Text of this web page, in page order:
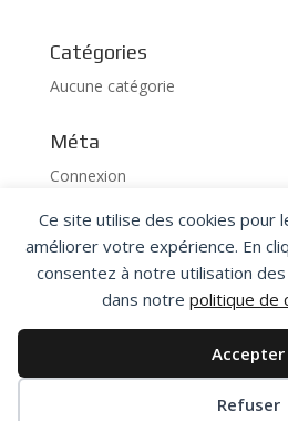
Ce site utilise des cookies pour
améliorer votre expérience. En
consentez à notre utilisation
dans notre politique de
Accepter
Refuser
Préférences des cookies
Catégories
Aucune catégorie
Méta
Connexion
Flux des publications
Flux des commentaires
Site de WordPress-FR